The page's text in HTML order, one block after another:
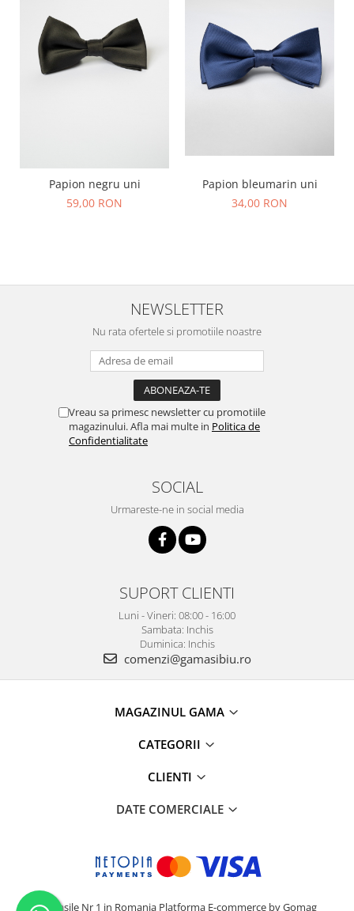
Papion negru uni
59,00 RON
Papion bleumarin uni
34,00 RON
NEWSLETTER
Nu rata ofertele si promotiile noastre
Vreau sa primesc newsletter cu promotiile
magazinului. Afla mai multe in Politica de
Confidentialitate
SOCIAL
Urmareste-ne in social media
SUPORT CLIENTI
Luni - Vineri: 08:00 - 16:00
Sambata: Inchis
Duminica: Inchis
comenzi@gamasibiu.ro
MAGAZINUL GAMA
CATEGORII
CLIENTI
DATE COMERCIALE
Camasile Nr 1 in Romania Platforma E-commerce by Gomag